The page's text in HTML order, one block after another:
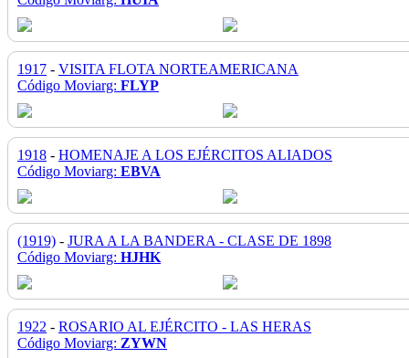
1917 - VISITA FLOTA NORTEAMERICANA
Código Moviarg: FLYP
1918 - HOMENAJE A LOS EJÉRCITOS ALIADOS
Código Moviarg: EBVA
(1919) - JURA A LA BANDERA - CLASE DE 1898
Código Moviarg: HJHK
1922 - ROSARIO AL EJÉRCITO - LAS HERAS
Código Moviarg: ZYWN